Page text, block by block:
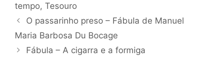
tempo, Tesouro
O passarinho preso – Fábula de Manuel
Maria Barbosa Du Bocage
Fábula – A cigarra e a formiga